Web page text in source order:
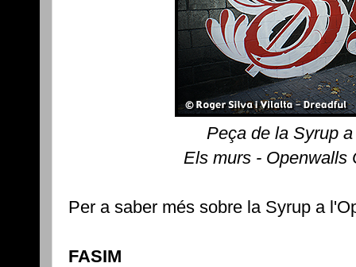
Peça de la Syrup
Els murs - Openwalls
Per a saber més sobre la Syrup a
FASIM